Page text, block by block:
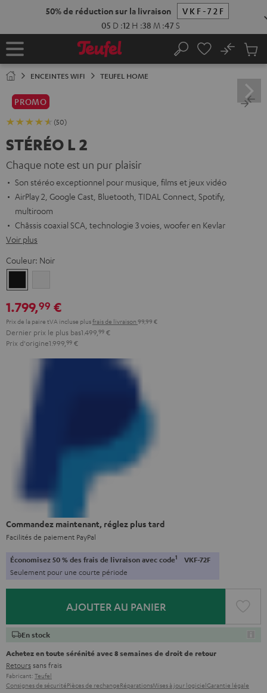
Page
Rechercher
No
panier
ENCEINTES WIFI TEUFEL HOME
PROMO
(50)
STÉRÉO L 2
Chaque note est un pur plaisir
Son stéréo exceptionnel pour musique, films et jeux vidéo
AirPlay 2, Google Cast, Bluetooth, TIDAL Connect, Spotify,
multiroom
Châssis coaxial SCA, technologie 3 voies, woofer en Kevlar
Voir plus
Couleur: Noir
1.799,99 €
Prix de la paire tVA incluse plusfrais de livraison 99,99 €
Dernier prix le plus bas1.499, 99 €
Prix d'origine1.999, 99 €
Commandez maintenant, réglez plus tard
Facilités de paiement PayPal
Économisez 50 % des frais de livraison avec code1 VKF-72F
Seulement pour une courte période
AJOUTER AU PANIER
En stock
Achetez en toute sérénité avec 8 semaines de droit de retour
Retourssans frais
Fabricant: Teufel
Consignes de sécuritéPièces de rechangeRéparationsMises à jour logicielGarantie légale